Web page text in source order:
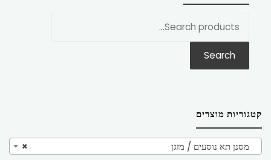
Search
קטגוריות מוצרים
× מסנן תא נוסעים / מזגן